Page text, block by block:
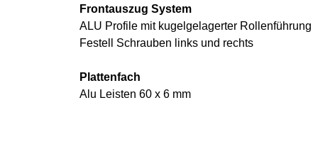
Frontauszug System
ALU Profile mit kugelgelagerter Rollenführung
Festell Schrauben links und rechts
Plattenfach
Alu Leisten 60 x 6 mm